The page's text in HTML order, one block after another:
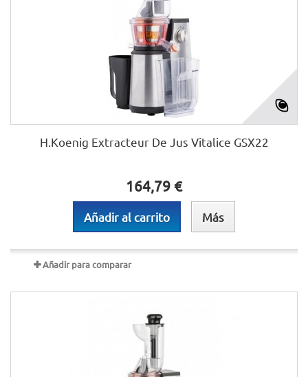
H.Koenig Extracteur De Jus Vitalice GSX22
164,79 €
Añadir al carrito Más
Añadir para comparar